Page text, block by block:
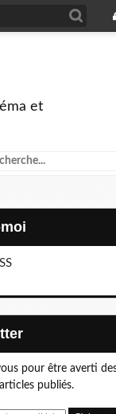
et
moi
pour être averti
publiés.